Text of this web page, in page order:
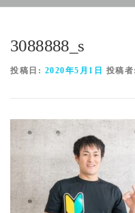
キ
新着情報 ショップ
3088888_s
投稿日: 2020年5月1日 投稿者: